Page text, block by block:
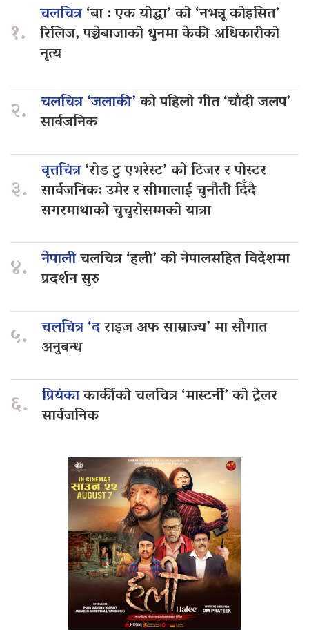
१.
चलचित्र‘बा : एक योद्धा’ को ‘नभन्नू कोइसित’
रिलिज, पञ्चेबाजाको धुनमा केकी अधिकारीको
नृत्य
२. चलचित्र ‘जलाकी’को पहिलो गीत ‘चाँदी जलप’
सार्वजनिक
३.
वृत्तचित्र‘रोड टु एभरेस्ट’ को टिजर र पोस्टर
सार्वजनिक: उमेर र सीमालाई चुनौती दिँदै
सगरमाथाको चुचुरोसम्मको यात्रा
४. नेपालीचलचित्र ‘हली’ को नेपालसहित विदेशमा
प्रदर्शन सुरु
५. चलचित्र ‘दराइज अफ साम्राज्य’ मा सौगात
अनुबन्ध
६. प्रियंकाकार्कीको चलचित्र ‘मास्टर्नी’ को ट्रेलर
सार्वजनिक